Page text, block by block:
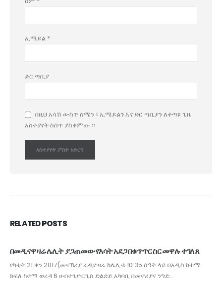
ኢሜይል *
ድር ጣቢያ
በዚህ አሳሽ ውስጥ ስሜን ፣ ኢሜይልን እና ድር ጣቢያን ለቀጣዩ ጊዜ
አስተያየት ስሰጥ ያስቀምጡ ።
RELATEDPOSTS
በመዲናዋ ዛሬ ሌሊት ያጋጠመው የእሳት አደጋ በቁጥጥር ስር መዋሉ ተገለጸ
የካቲት 21 ቀን 2017(መናኸሪያ ሬዲዮዛሬ ከሌሊቱ 10:35 ሰዓት ላይ በአዲስ ከተማ
ክፍለ ከተማ ወረዳ 6 ሀብተጊዮርጊስ ድልድይ አካባቢ በመኖሪያና ንግድ...